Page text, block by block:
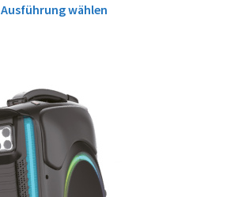
Ausführung wählen